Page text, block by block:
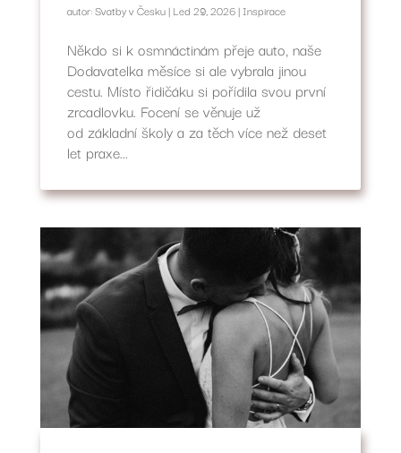
autor:Svatby v Česku| Led 29, 2026| Inspirace
Někdo si k osmnáctinám přeje auto, naše
Dodavatelka měsíce si ale vybrala jinou
cestu. Místo řidičáku si pořídila svou první
zrcadlovku. Focení se věnuje už
od základní školy a za těch více než deset
let praxe...